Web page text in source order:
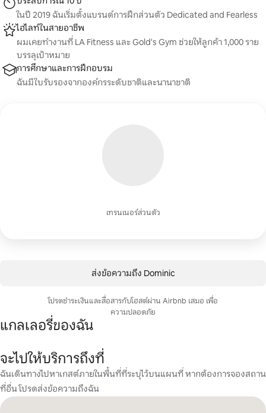
เทรนเนอร์ส่วนตัว
ในปี 2019 ฉันเริ่มตั้งแบรนด์การฝึกส่วนตัว Dedicated and Fearless
ไฮไลท์ในสายอาชีพ
ผมเคยทำงานที่ LA Fitness และ Gold's Gym ช่วยให้ลูกค้า 1,000 ราย
บรรลุเป้าหมาย
การศึกษาและการฝึกอบรม
ฉันมีใบรับรองจากองค์กรระดับชาติและนานาชาติ
ส่งข้อความถึง Dominic
โปรดชำระเงินและสื่อสารกับโฮสต์ผ่าน Airbnb เสมอ เพื่อ
ความปลอดภัย
แกลเลอรี่ของฉัน
จะไปให้บริการถึงที่
ฉันเดินทางไปหาเกสต์ภายในพื้นที่ที่ระบุไว้บนแผนที่ หากต้องการจองสถาน
ที่อื่น โปรดส่งข้อความถึงฉัน